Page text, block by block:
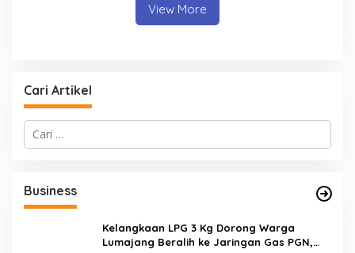
View More
Cari Artikel
C
u
n
t
Business
Kelangkaan LPG 3 Kg Dorong Warga
Lumajang Beralih ke Jaringan Gas PGN,